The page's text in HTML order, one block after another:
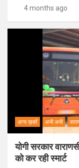
4 months ago
अन्य ख़बरें अभी अभी
योगी सरकार
को कर रही स्मार्ट